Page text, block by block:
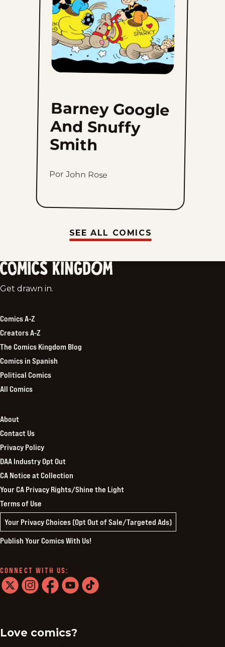
favorites
Barney Google
And Snuffy
Smith
Por John Rose
SEE ALL COMICS
Comics
Get drawn in.
Comics A-Z
Creators A-Z
The Comics Kingdom Blog
Comics in Spanish
Political Comics
All Comics
About
Contact Us
Privacy Policy
DAA Industry Opt Out
CA Notice at Collection
Your CA Privacy Rights/Shine the Light
Terms of Use
Your Privacy Choices (Opt Out of Sale/Targeted Ads)
Publish Your Comics With Us!
CONNECT WITH US:
Love comics?